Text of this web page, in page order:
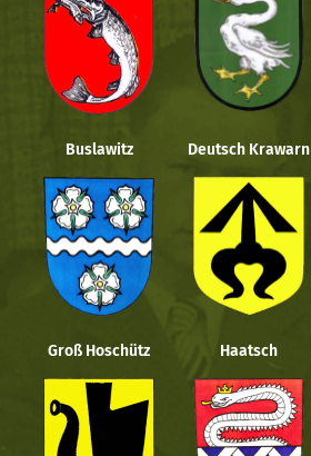
Buslawitz Deutsch Krawarn
Groß Hoschütz Haatsch